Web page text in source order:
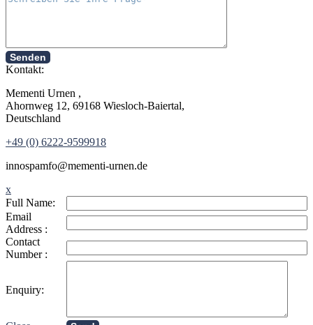
Senden
Kontakt:
Mementi Urnen ,
Ahornweg 12, 69168 Wiesloch-Baiertal,
Deutschland
+49 (0) 6222-9599918
innospamfo@mementi-urnen.de
x
Full Name:
Email
Address :
Contact
Number :
Enquiry: